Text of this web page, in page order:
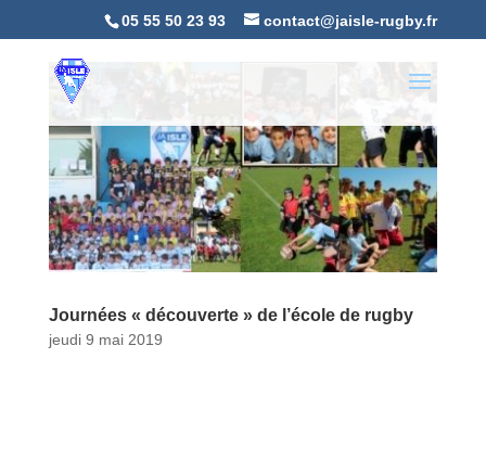
05 55 50 23 93 contact@jaisle-rugby.fr
Journées « découverte » de l’école de rugby
jeudi 9 mai 2019